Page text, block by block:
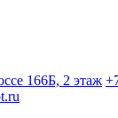
166Б, 2 этаж